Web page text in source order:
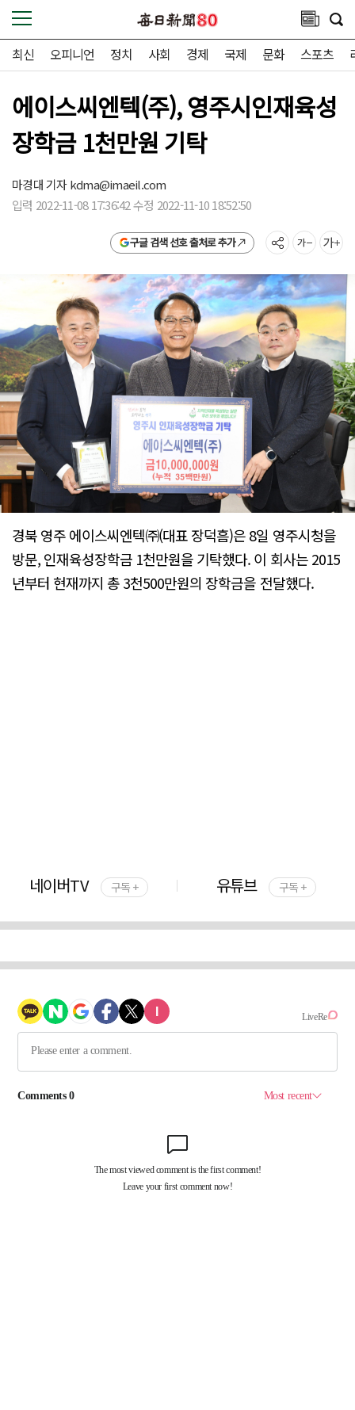
최신 오피니언 정치 사회 경제 국제 문화 스포츠
에이스씨엔텍(주), 영주시인재육성
장학금 1천만원 기탁
마경대 기자kdma@imaeil.com
입력 2022-11-08 17:36:42 수정 2022-11-10 18:52:50
구글 검색 선호 출처로 추가
경북 영주 에이스씨엔텍㈜(대표 장덕흠)은 8일 영주시청을
방문, 인재육성장학금 1천만원을 기탁했다. 이 회사는 2015
년부터 현재까지 총 3천500만원의 장학금을 전달했다.
네이버TV 구독 + 유튜브 구독 +